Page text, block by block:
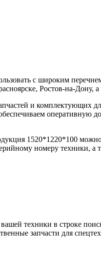
с широким
Ростов-на-Дону,
и комплектующих
оперативную
1520*1220*100
номеру техники,
техники в строке
запчасти для